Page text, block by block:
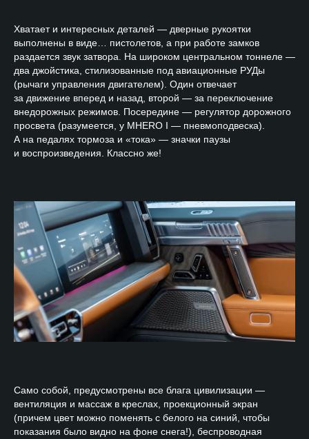
Хватает и интересных деталей — дверные рукоятки
выполнены в виде… пистолетов, а при работе замков
раздается звук затвора. На широком центральном тоннеле —
два джойстика, стилизованные под авиационные РУДы
(рычаги управления двигателем). Один отвечает
за движение вперед и назад, второй — за переключение
внедорожных режимов. Посередине — регулятор дорожного
просвета (разумеется, у MHERO I — пневмоподвеска).
А на педалях тормоза и «тока» — значки паузы
и воспроизведения. Классно же!
Само собой, предусмотрены все блага цивилизации —
вентиляция и массаж в креслах, проекционный экран
(причем цвет можно поменять с белого на синий, чтобы
показания было видно на фоне снега!), беспроводная